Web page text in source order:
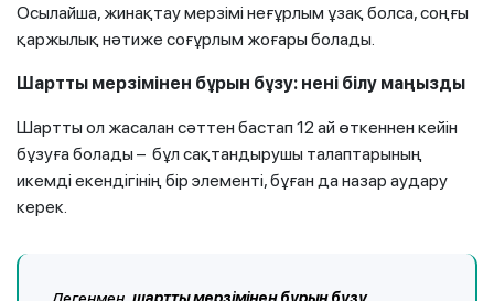
Осылайша, жинақтау мерзімі неғұрлым ұзақ болса, соңғы
қаржылық нәтиже соғұрлым жоғары болады.
Шартты мерзімінен бұрын бұзу: нені білу маңызды
Шартты ол жасалан сәттен бастап 12 ай өткеннен кейін
бұзуға болады – бұл сақтандырушы талаптарының
икемді екендігінің бір элементі, бұған да назар аудару
керек.
Дегенмен, шартты мерзімінен бұрын бұзу